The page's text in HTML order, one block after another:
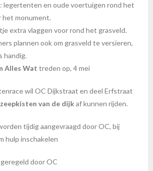
legertenten en oude voertuigen rond het
het monument.
extra vlaggen voor rond het grasveld.
plannen ook om grasveld te versieren,
handig.
Alles Wat treden op, 4 mei
wil OC Dijkstraat en deel Erfstraat
zeepkisten van de dijkaf kunnen rijden.
tijdig aangevraagd door OC, bij
hulp inschakelen
geregeld door OC